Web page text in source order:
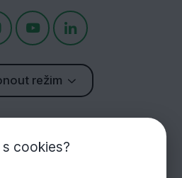
režim
Vás!
cookies?